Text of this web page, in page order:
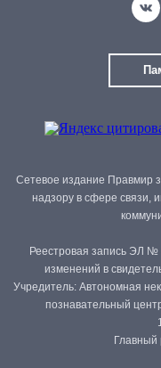
Сетевое издание Правмир
надзору в сфере связи,
Реестровая запись ЭЛ №
изменений в
Учредитель: Автономная
познавательный
Главный